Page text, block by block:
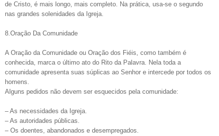
de Cristo, é mais longo, mais completo. Na prática, usa-se o segundo
nas grandes solenidades da Igreja.
8.Oração Da Comunidade
A Oração da Comunidade ou Oração dos Fiéis, como também é
conhecida, marca o último ato do Rito da Palavra. Nela toda a
comunidade apresenta suas súplicas ao Senhor e intercede por todos os
homens.
Alguns pedidos não devem ser esquecidos pela comunidade:
– As necessidades da Igreja.
– As autoridades públicas.
– Os doentes, abandonados e desempregados.